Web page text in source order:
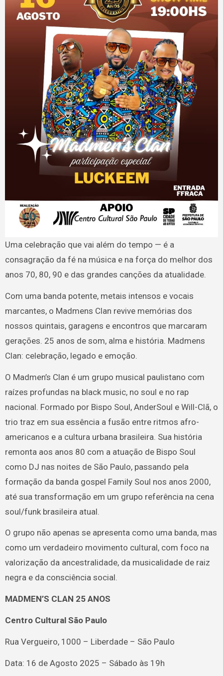
Uma celebração que vai além do tempo — é a
consagração da fé na música e na força do melhor dos
anos 70, 80, 90 e das grandes canções da atualidade.
Com uma banda potente, metais intensos e vocais
marcantes, o Madmens Clan revive memórias dos
nossos quintais, garagens e encontros que marcaram
gerações. 25 anos de som, alma e história. Madmens
Clan: celebração, legado e emoção.
O Madmen’s Clan é um grupo musical paulistano com
raízes profundas na black music, no soul e no rap
nacional. Formado por Bispo Soul, AnderSoul e Will-Clã, o
trio traz em sua essência a fusão entre ritmos afro-
americanos e a cultura urbana brasileira. Sua história
remonta aos anos 80 com a atuação de Bispo Soul
como DJ nas noites de São Paulo, passando pela
formação da banda gospel Family Soul nos anos 2000,
até sua transformação em um grupo referência na cena
soul/funk brasileira atual.
O grupo não apenas se apresenta como uma banda, mas
como um verdadeiro movimento cultural, com foco na
valorização da ancestralidade, da musicalidade de raiz
negra e da consciência social.
MADMEN’S CLAN 25 ANOS
Centro Cultural São Paulo
Rua Vergueiro, 1000 – Liberdade – São Paulo
Data: 16 de Agosto 2025 – Sábado às 19h